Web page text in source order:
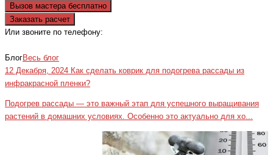
Вызов мастера бесплатно
Заказать расчет
Или звоните по телефону:
БлогВесь блог
12 Декабря, 2024 Как сделать коврик для подогрева рассады из
инфракрасной пленки?
Подогрев рассады — это важный этап для успешного выращивания
растений в домашних условиях. Особенно это актуально для хо...